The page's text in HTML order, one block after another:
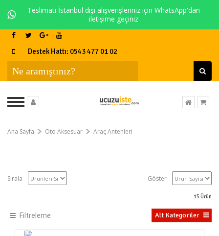
Teslimatı İstanbul dışı alışverişleriniz için WhatsApp'dan
iletişime geçiniz
Destek Hattı: 0543 477 01 02
Ana Sayfa Oto Aksesuar Araç Antenleri
Sırala Göster
15 Ürün
Filtreleme Alt Kategoriler